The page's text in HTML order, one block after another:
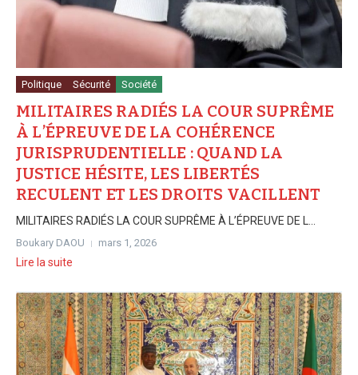
Politique Sécurité Société
MILITAIRES RADIÉS LA COUR SUPRÊME
À L’ÉPREUVE DE LA COHÉRENCE
JURISPRUDENTIELLE : QUAND LA
JUSTICE HÉSITE, LES LIBERTÉS
RECULENT ET LES DROITS VACILLENT
MILITAIRES RADIÉS LA COUR SUPRÊME À L’ÉPREUVE DE L...
Boukary DAOU mars 1, 2026
Lire la suite